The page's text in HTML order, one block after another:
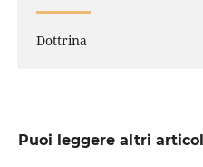
Dottrina
Puoi leggere altri